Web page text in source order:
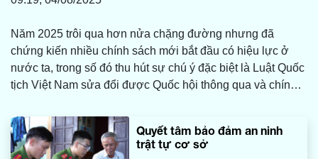
Năm 2025 trôi qua hơn nửa chặng đường nhưng đã
chứng kiến nhiều chính sách mới bắt đầu có hiệu lực ở
nước ta, trong số đó thu hút sự chú ý đặc biệt là Luật Quốc
tịch Việt Nam sửa đổi được Quốc hội thông qua và chính
Quyết tâm bảo đảm an ninh
trật tự cơ sở